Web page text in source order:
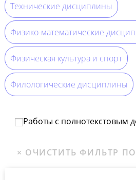
Технические дисциплины
Физико-математические
Физическая культура и спорт
Филологические дисциплины
Работы с полнотекстовым